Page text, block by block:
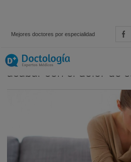
Mejores doctores por especialidad
Tratamiento contra el
acabar con el dolor de